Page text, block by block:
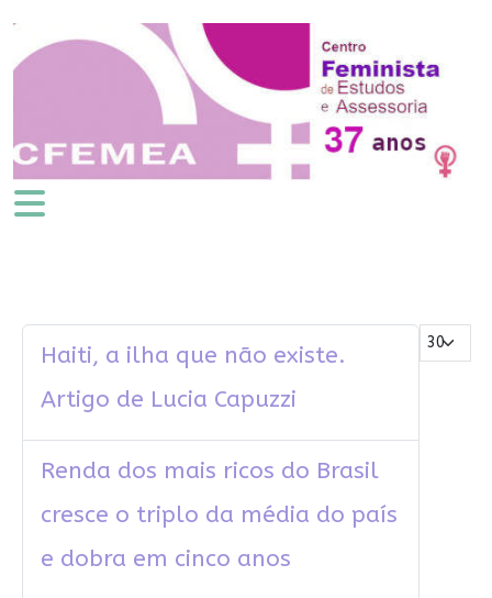
Mostrar #
Haiti, a ilha que não existe.
Artigo de Lucia Capuzzi
Renda dos mais ricos do Brasil
cresce o triplo da média do país
e dobra em cinco anos